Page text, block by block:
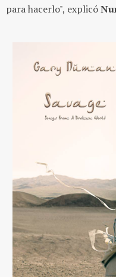
para hacerlo", explicó